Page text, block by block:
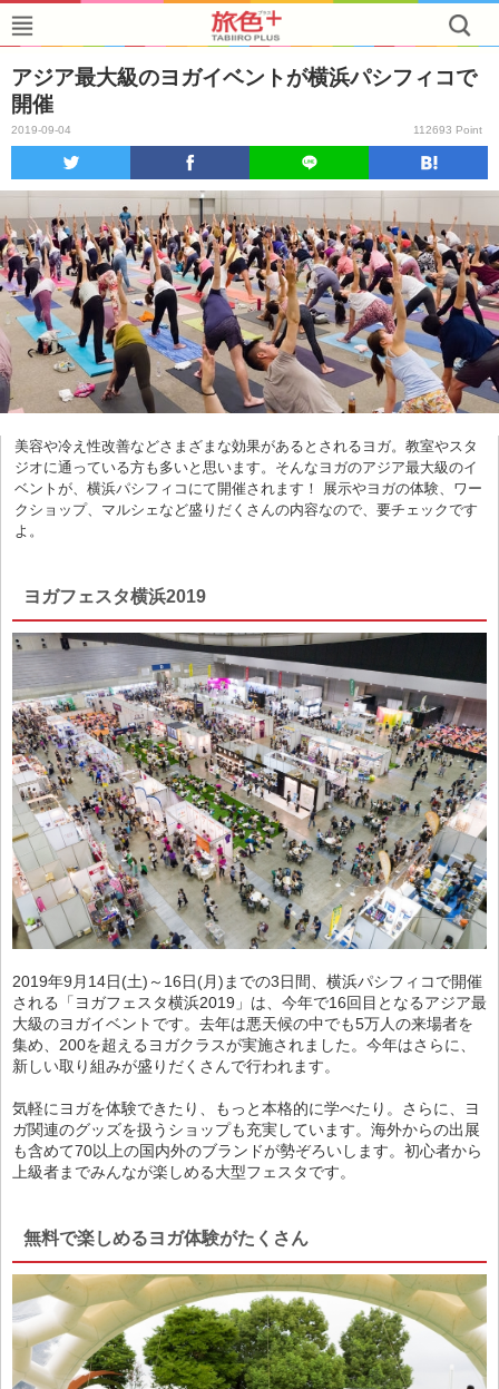
アジア最大級のヨガイベントが横浜パシフィコで
開催
2019-09-04 112693 Point
美容や冷え性改善などさまざまな効果があるとされるヨガ。教室やスタ
ジオに通っている方も多いと思います。そんなヨガのアジア最大級のイ
ベントが、横浜パシフィコにて開催されます！ 展示やヨガの体験、ワー
クショップ、マルシェなど盛りだくさんの内容なので、要チェックです
よ。
ヨガフェスタ横浜2019
2019年9月14日(土)～16日(月)までの3日間、横浜パシフィコで開催
される「ヨガフェスタ横浜2019」は、今年で16回目となるアジア最
大級のヨガイベントです。去年は悪天候の中でも5万人の来場者を
集め、200を超えるヨガクラスが実施されました。今年はさらに、
新しい取り組みが盛りだくさんで行われます。
気軽にヨガを体験できたり、もっと本格的に学べたり。さらに、ヨ
ガ関連のグッズを扱うショップも充実しています。海外からの出展
も含めて70以上の国内外のブランドが勢ぞろいします。初心者から
上級者までみんなが楽しめる大型フェスタです。
無料で楽しめるヨガ体験がたくさん